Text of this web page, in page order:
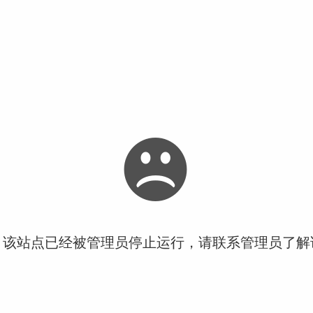
站点已经被管理员停止运行，请联系管理员了